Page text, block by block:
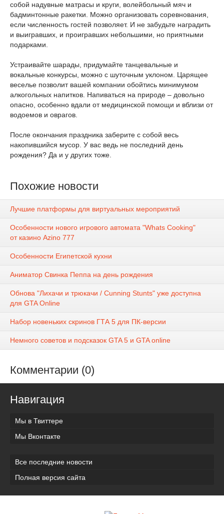
собой надувные матрасы и круги, волейбольный мяч и
бадминтонные ракетки. Можно организовать соревнования,
если численность гостей позволяет. И не забудьте наградить
и выигравших, и проигравших небольшими, но приятными
подарками.
Устраивайте шарады, придумайте танцевальные и
вокальные конкурсы, можно с шуточным уклоном. Царящее
веселье позволит вашей компании обойтись минимумом
алкогольных напитков. Напиваться на природе – довольно
опасно, особенно вдали от медицинской помощи и вблизи от
водоемов и оврагов.
После окончания праздника заберите с собой весь
накопившийся мусор. У вас ведь не последний день
рождения? Да и у других тоже.
Похожие новости
Лучшие платформы для виртуальных мероприятий
Особенности нового игрового автомата "Whats Cooking"
от казино Azino 777
Особенности Египетской кухни
Аниматор Свинка Пеппа на день рождения
Обнова "Лихачи и трюкачи / Cunning Stunts" уже доступна
для GTA Online
Набор новеньких скринов ГТА 5 для ПК-версии
Немного советов и подсказок GTA 5 и GTA online
Комментарии (0)
Навигация
Мы в Твиттере
Мы Вконтакте
Все последние новости
Полная версия сайта